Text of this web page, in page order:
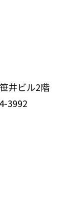
井ビル2階
3992